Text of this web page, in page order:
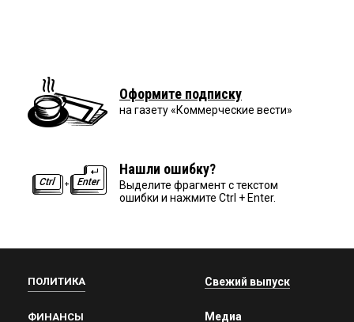
Оформите подписку
на газету «Коммерческие вести»
Нашли ошибку?
Выделите фрагмент с текстом
ошибки и нажмите Ctrl + Enter.
ПОЛИТИКА
ФИНАНСЫ
Свежий выпуск
Медиа